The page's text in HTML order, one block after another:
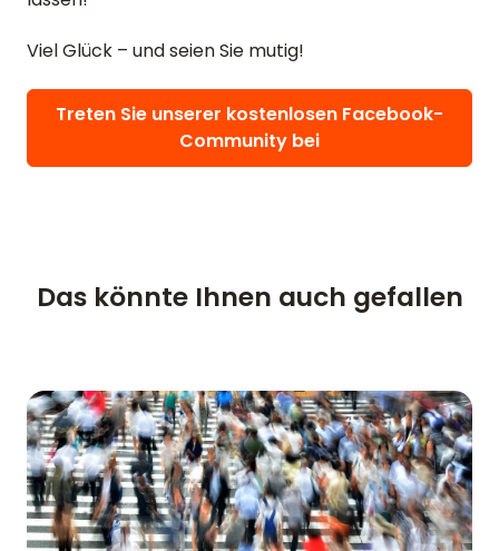
FUNKTIONEN
SUPPORT
ANLEITUNGEN & FAQ
PASSWORT VERGESSEN
KONTAKT AUFNEHMEN
Viel Glück – und seien Sie mutig!
Treten Sie unserer kostenlosen Facebook-
Community bei
Das könnte Ihnen auch gefallen